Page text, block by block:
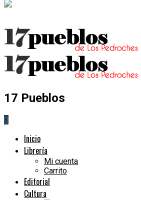
17 Pueblos
0
Inicio
Librería
Mi cuenta
Carrito
Editorial
Cultura